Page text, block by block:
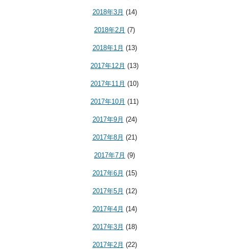
2018年3月 (14)
2018年2月 (7)
2018年1月 (13)
2017年12月 (13)
2017年11月 (10)
2017年10月 (11)
2017年9月 (24)
2017年8月 (21)
2017年7月 (9)
2017年6月 (15)
2017年5月 (12)
2017年4月 (14)
2017年3月 (18)
2017年2月 (22)